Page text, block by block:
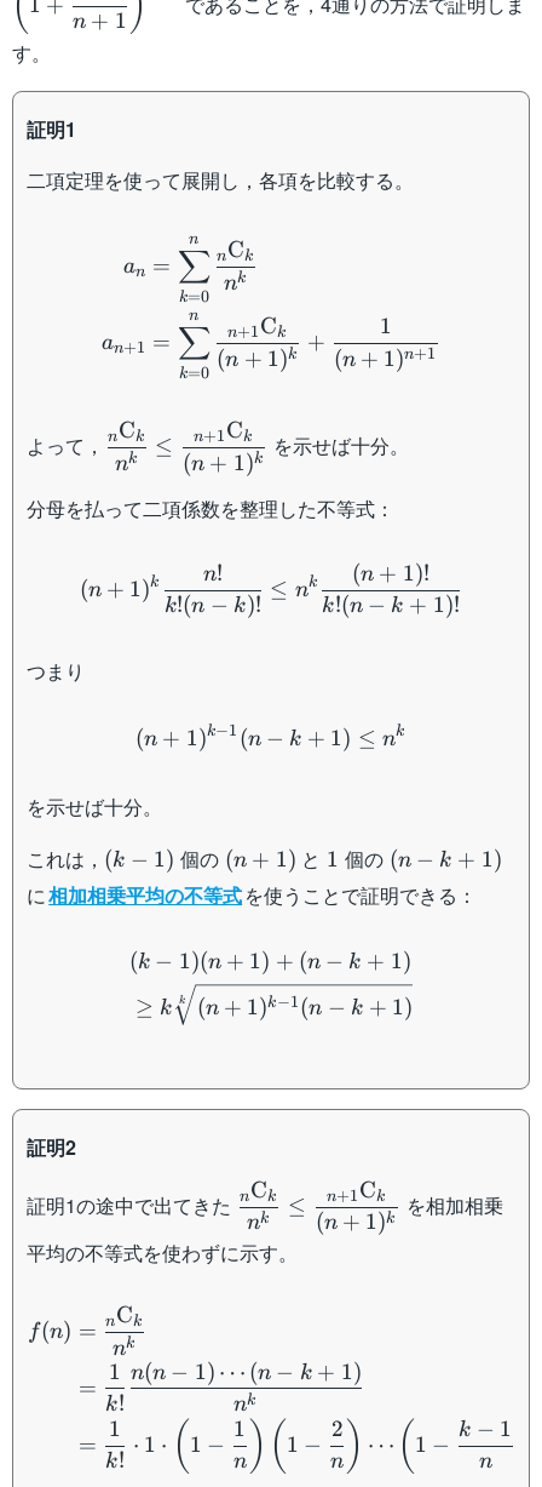
n + 1
す。
証明1
二項定理を使って展開し，各項を比較する。
an
an+1
=
k=0
∑
n
nk
nCk
=
k=0
∑
n
(n + 1)k
n+1Ck +
(n + 1)n+1
1
よって， \dfrac{{}_n\mathrm{C}_{k}}
nk
nCk ≤
(n + 1)k
n+1Ck を示せば十分。
分母を払って二項係数を整理した不等式：
(n + 1)k
k!(n − k)!
n!
≤ nk
k!(n − k + 1)!
(n + 1)!
つまり
(n+1)^{k-1} (n-k+1) \leq
(n + 1)k−1 (n − k + 1) ≤ nk
を示せば十分。
これは， (k-
1)
(k − 1) 個の (n+1)
(n + 1) と 1
1 個の (n-
k+1)
(n − k + 1)
に相加相乗平均の不等式を使うことで証明できる：
(k − 1)(n + 1) + (n − k + 1)
≥ k k (n + 1)k−1(n − k + 1)
証明2
証明1の途中で出てきた
{(n+1)^k}
nk
nCk ≤
(n + 1)k
n+1Ck
を相加相乗
平均の不等式を使わずに示す。
f(n) =
nk
nCk
=
k!
1
nk
n(n − 1) ⋯ (n − k + 1)
=
k!
1
⋅ 1 ⋅ ( 1 −
n
1 ) ( 1 −
n
2 ) ⋯ ( 1 −
n
k − 1